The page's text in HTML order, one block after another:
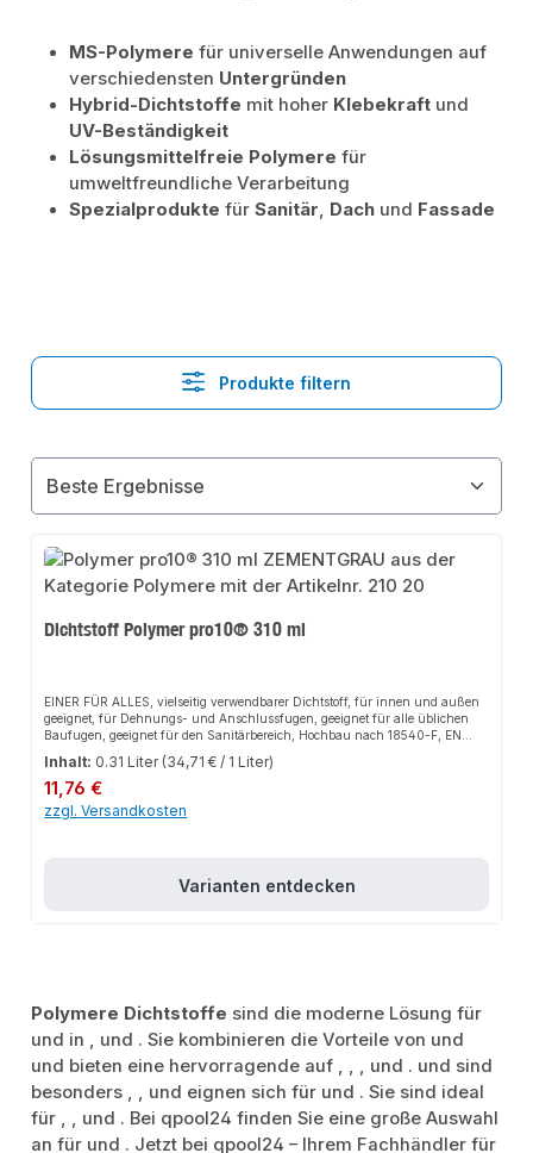
MS-Polymere für universelle Anwendungen auf
verschiedensten Untergründen
Hybrid-Dichtstoffe mit hoher Klebekraft und
UV-Beständigkeit
Lösungsmittelfreie Polymere für
umweltfreundliche Verarbeitung
Spezialprodukte fürSanitär, Dach und Fassade
Produkte filtern
Dichtstoff Polymer pro10® 310 ml
EINER FÜR ALLES, vielseitig verwendbarer Dichtstoff, für innen und außen
geeignet, für Dehnungs- und Anschlussfugen, geeignet für alle üblichen
Baufugen, geeignet für den Sanitärbereich, Hochbau nach 18540-F, EN
15651-1; F-EXT-INT 25 LM/ISO 11600, EMICODE EC 1 Plus – sehr
emissionsarm, UV-, witterungs- und alterungsbeständig, silicon-, laugen-,
säure- und isocyanatfrei, schimmelresistent/Reinraum ISO 846,
lösemittelfrei, salzwasserbeständig.VerarbeitungsvorteileOptimal glättbar, gut
modellierbar, „Nass in Nass“ überlackierbar/überstreichbar, optimale
Laugen.AnwendungsbereicheIm lebensmittelnahen Bereich, Abdichten von
Inhalt: 0.31 Liter (34,71 € / 1 Liter)
Regulärer Preis:
11,76 €
zzgl. Versandkosten
Varianten entdecken
Polymere Dichtstoffe sind die moderne Lösung für
und in , und . Sie kombinieren die Vorteile von und
und bieten eine hervorragende auf , , , und . und sind
besonders , , und eignen sich für und . Sie sind ideal
für , , und . Bei qpool24 finden Sie eine große Auswahl
anfür und . Jetzt bei qpool24 – Ihrem Fachhändler für